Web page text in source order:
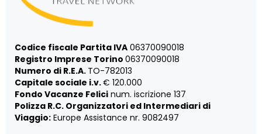
Codice fiscale Partita IVA 06370090018
Registro Imprese Torino 06370090018
Numero di R.E.A. TO-782013
Capitale sociale i.v.€ 120.000
Fondo Vacanze Felici num. iscrizione 137
Polizza R.C. Organizzatori ed Intermediari di
Viaggio: Europe Assistance nr. 9082497